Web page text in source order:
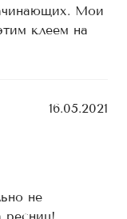
Мои
клеем на
16.05.2021
не